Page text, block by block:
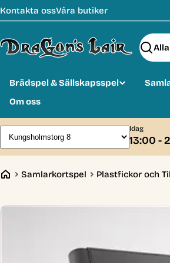
Hoppa
till
Kontakta ossVåra butiker
Sök
Brädspel & Sällskapsspel
Om oss
Idag
13:00 -
Samlarkortspel Plastfickor och